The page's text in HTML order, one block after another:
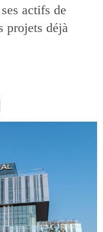
actifs de
projets déjà